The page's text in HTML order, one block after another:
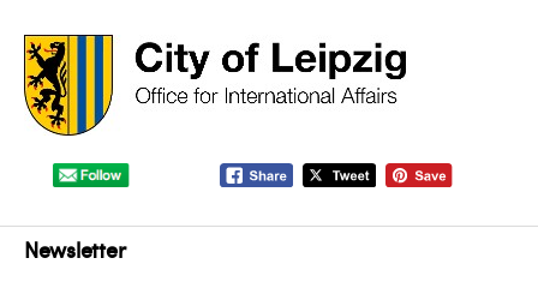
Newsletter